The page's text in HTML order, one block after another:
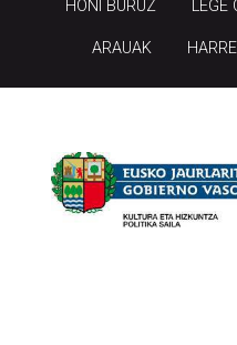
HONI BURUZ LEGE
ARAUAK